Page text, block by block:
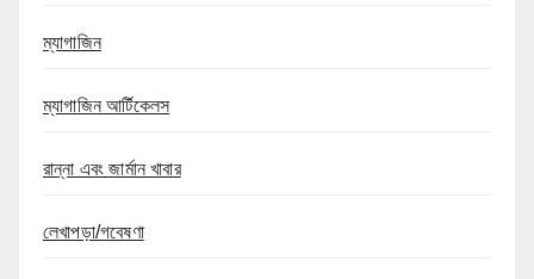
ম্যাগাজিন
ম্যাগাজিন আর্টিকেলস
রান্না এবং জার্মান খাবার
লেখাপড়া/গবেষণা